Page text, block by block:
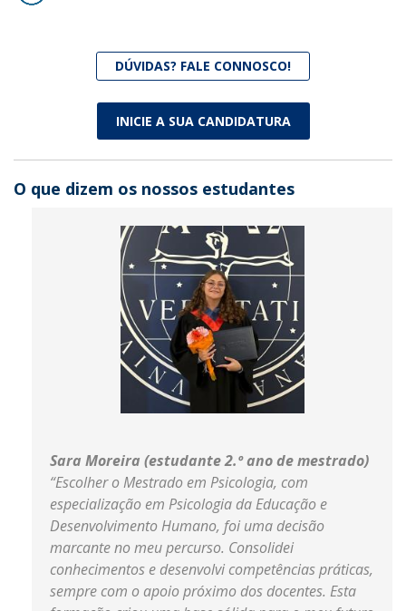
DÚVIDAS? FALE CONNOSCO!
INICIE A SUA CANDIDATURA
O que dizem os nossos estudantes
Sara Moreira (estudante 2.º ano de mestrado)
“Escolher o Mestrado em Psicologia, com
especialização em Psicologia da Educação e
Desenvolvimento Humano, foi uma decisão
marcante no meu percurso. Consolidei
conhecimentos e desenvolvi competências práticas,
sempre com o apoio próximo dos docentes. Esta